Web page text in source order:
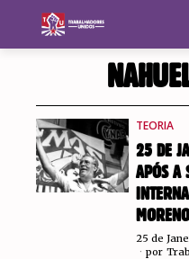
TEORIA
25 DE
APÓS A
MORENO
25 de
por